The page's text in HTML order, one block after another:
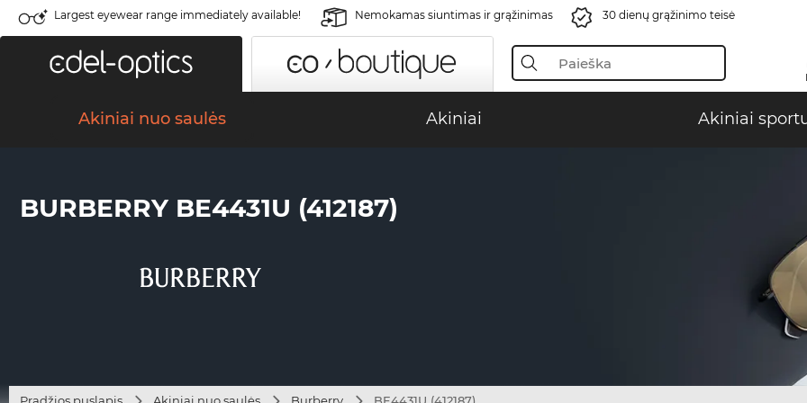
Largest eyewear range immediately available! Nemokamas siuntimas ir grąžinimas 30 dienų grąžinimo teisė
Akiniai nuo saulės Akiniai Akiniai
BURBERRY BE4431U (412187)